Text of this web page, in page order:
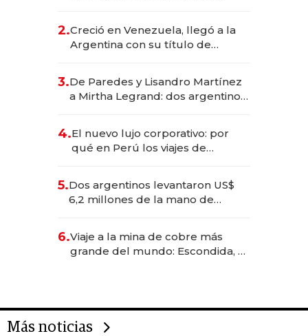
2.Creció en Venezuela, llegó a la
Argentina con su título de
las marcas "fast premium"
3.De Paredes y Lisandro Martínez
a Mirtha Legrand: dos argentinos
4.El nuevo lujo corporativo: por
qué en Perú los viajes de
transformadoras
5.Dos argentinos levantaron US$
6,2 millones de la mano de
6.Viaje a la mina de cobre más
grande del mundo: Escondida, el
Más noticias